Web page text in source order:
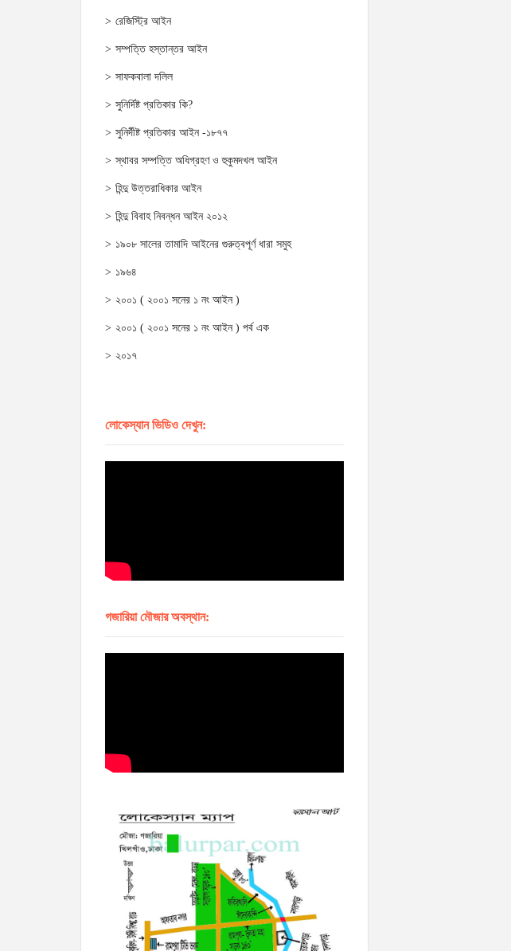
রেজিস্ট্রি আইন
সম্পত্তি হস্তান্তর আইন
সাফকবালা দলিল
সুনির্দিষ্ট প্রতিকার কি?
সুনির্দীষ্ট প্রতিকার আইন -১৮৭৭
স্থাবর সম্পত্তি অধিগ্রহণ ও হুকুমদখল আইন
হিন্দু উত্তরাধিকার আইন
হিন্দু বিবাহ নিবন্ধন আইন ২০১২
১৯০৮ সালের তামাদি আইনের গুরুত্বপূর্ণ ধারা সমুহ
১৯৬৪
২০০১ ( ২০০১ সনের ১ নং আইন )
২০০১ ( ২০০১ সনের ১ নং আইন ) পর্ব এক
২০১৭
লোকেস্যান ভিডিও দেখুন:
গজারিয়া মৌজার অবস্থান: